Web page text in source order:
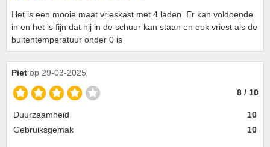
Het is een mooie maat vrieskast met 4 laden. Er kan voldoende
in en het is fijn dat hij in de schuur kan staan en ook vriest als de
buitentemperatuur onder 0 is
Piet op 29-03-2025
8 / 10
Duurzaamheid
10
Gebruiksgemak
10